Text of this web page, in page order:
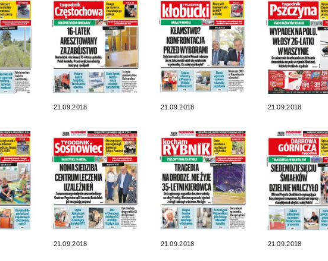
21.09.2018 21.09.2018 21.09.2018
21.09.2018 21.09.2018 21.09.2018